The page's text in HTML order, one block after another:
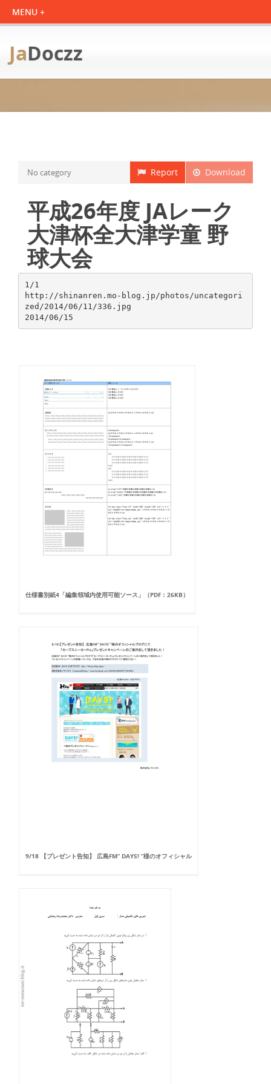
JaDoczz
Download
Report
No category
平成26年度 JAレーク
大津杯全大津学童 野
球大会
1/1
http://shinanren.mo-blog.jp/photos/uncategori
zed/2014/06/11/336.jpg
仕様書別紙4「編集領域内使用可能ソース」（PDF：26KB）
9/18 【プレゼント告知】 広島FM“ DAYS! ”様のオフィシャル